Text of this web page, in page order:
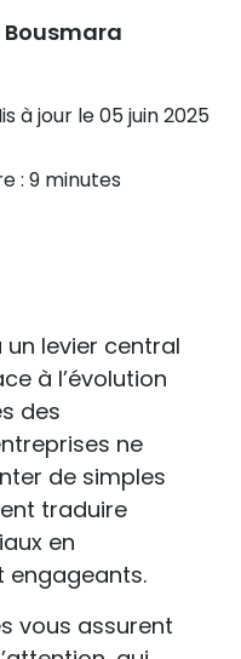
à jour le 05 juin 2025
: 9 minutes
un levier central
à l’évolution
des
ne
de simples
traduire
en
engageants.
vous assurent